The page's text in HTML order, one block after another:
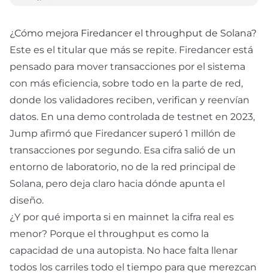
¿Cómo mejora Firedancer el throughput de Solana?
Este es el titular que más se repite. Firedancer está
pensado para mover transacciones por el sistema
con más eficiencia, sobre todo en la parte de red,
donde los validadores reciben, verifican y reenvían
datos. En una demo controlada de testnet en 2023,
Jump afirmó que Firedancer superó 1 millón de
transacciones por segundo. Esa cifra salió de un
entorno de laboratorio, no de la red principal de
Solana, pero deja claro hacia dónde apunta el
diseño.
¿Y por qué importa si en mainnet la cifra real es
menor? Porque el throughput es como la
capacidad de una autopista. No hace falta llenar
todos los carriles todo el tiempo para que merezcan